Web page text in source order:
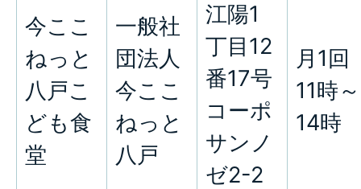
今ここ
ねっと
八戸こ
ども食
堂
一般社
団法人
今ここ
ねっと
八戸
江陽1
丁目12
番17号
コーポ
サンノ
ゼ2-2
月1回
11時～
14時